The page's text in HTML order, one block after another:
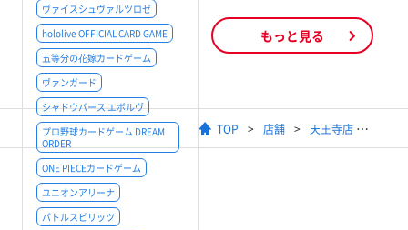
ヴァイスシュヴァルツロゼ
hololive OFFICIAL CARD GAME
五等分の花嫁カードゲーム
ヴァンガード
シャドウバース エボルヴ
プロ野球カードゲーム DREAM
ORDER
ONE PIECEカードゲーム
ユニオンアリーナ
バトルスピリッツ
もっと見る
TOP 店舗 天王寺店